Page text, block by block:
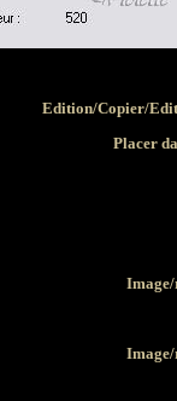
Edition/Copier/
Placer